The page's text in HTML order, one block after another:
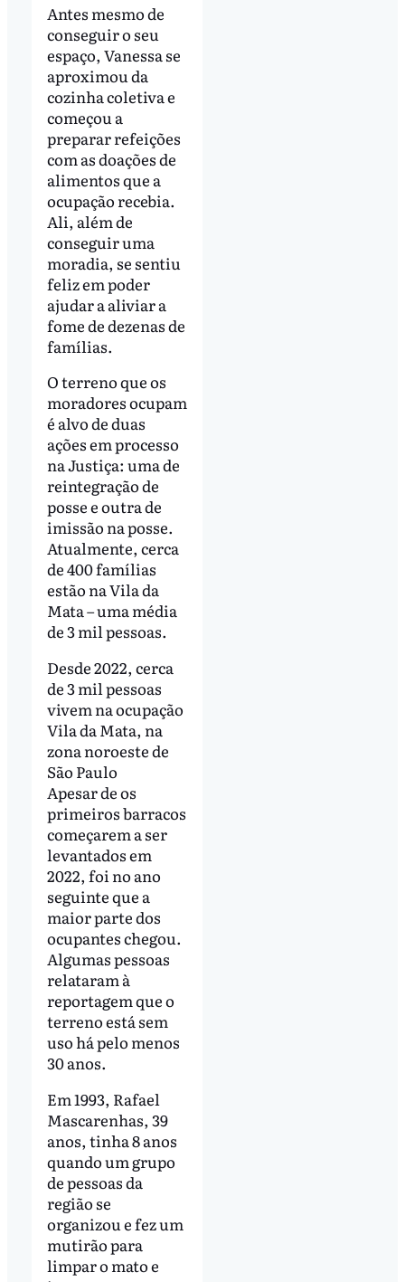
Antes mesmo de
conseguir o seu
espaço, Vanessa se
aproximou da
cozinha coletiva e
começou a
preparar refeições
com as doações de
alimentos que a
ocupação recebia.
Ali, além de
conseguir uma
moradia, se sentiu
feliz em poder
ajudar a aliviar a
fome de dezenas de
famílias.
O terreno que os
moradores ocupam
é alvo de duas
ações em processo
na Justiça: uma de
reintegração de
posse e outra de
imissão na posse.
Atualmente, cerca
de 400 famílias
estão na Vila da
Mata – uma média
de 3 mil pessoas.
Desde 2022, cerca
de 3 mil pessoas
vivem na ocupação
Vila da Mata, na
zona noroeste de
São Paulo
Apesar de os
primeiros barracos
começarem a ser
levantados em
2022, foi no ano
seguinte que a
maior parte dos
ocupantes chegou.
Algumas pessoas
relataram à
reportagem que o
terreno está sem
uso há pelo menos
30 anos.
Em 1993, Rafael
Mascarenhas, 39
anos, tinha 8 anos
quando um grupo
de pessoas da
região se
organizou e fez um
mutirão para
limpar o mato e